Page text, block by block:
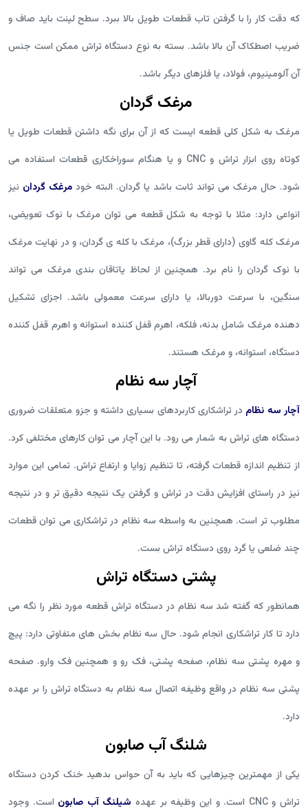
که دقت کار را با گرفتن تاب قطعات طویل بالا ببرد. سطح لینت باید صاف و
ضریب اصطکاک آن بالا باشد. بسته به نوع دستگاه تراش ممکن است جنس
آن آلومینیوم،‌ فولاد،‌ یا فلزهای دیگر باشد.
مرغک گردان
مرغک به شکل کلی قطعه ایست که از آن برای نگه داشتن قطعات طویل یا
کوتاه روی ابزار تراش و CNC و یا هنگام سوراخکاری قطعات استفاده می
شود. حال مرغک می تواند ثابت باشد یا گردان. البته خود مرغک گردان نیز
انواعی دارد: مثلا با توجه به شکل قطعه می توان مرغک با نوک تعویضی،
مرغک کله گاوی (دارای قطر بزرگ)، مرغک با کله ی گردان، و در نهایت مرغک
با نوک گردان را نام برد. همچنین از لحاظ یاتاقان بندی مرغک می تواند
سنگین، با سرعت دوربالا، یا دارای سرعت معمولی باشد. اجزای تشکیل
دهنده مرغک شامل بدنه، فلکه، اهرم قفل کننده استوانه و اهرم قفل کننده
دستگاه،‌ استوانه، و مرغک هستند.
آچار سه نظام
آچار سه نظام در تراشکاری کاربردهای بسیاری داشته و جزو متعلقات ضروری
دستگاه های تراش به شمار می رود. با این آچار می توان کارهای مختلفی کرد.
از تنظیم اندازه قطعات گرفته، تا تنظیم زوایا و ارتفاع تراش. تمامی این موارد
نیز در راستای افزایش دقت در تراش و گرفتن یک نتیجه دقیق تر و در نتیجه
مطلوب تر است. همچنین به واسطه سه نظام در تراشکاری می توان قطعات
چند ضلعی یا گرد روی دستگاه تراش بست.
پشتی دستگاه تراش
همانطور که گفته شد سه نظام در دستگاه تراش قطعه مورد نظر را نگه می
دارد تا کار تراشکاری انجام شود. حال سه نظام بخش های متفاوتی دارد: پیچ
و مهره پشتی سه نظام، صفحه پشتی، فک رو و همچنین فک وارو. صفحه
پشتی سه نظام در واقع وظیفه اتصال سه نظام به دستگاه تراش را بر عهده
دارد.
شلنگ آب صابون
یکی از مهمترین چیزهایی که باید به آن حواس بدهید خنک کردن دستگاه
تراش و CNC است. و این وظیفه بر عهده
شیلنگ آب صابون است. وجود